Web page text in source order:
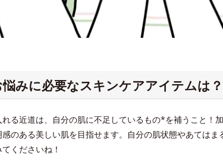
みに必要なスキンケアアイテムは？
れる近道は、自分の肌に不足しているもの*を補うこと！
のある美しい肌を目指せます。自分の肌状態やあては
くださいね！